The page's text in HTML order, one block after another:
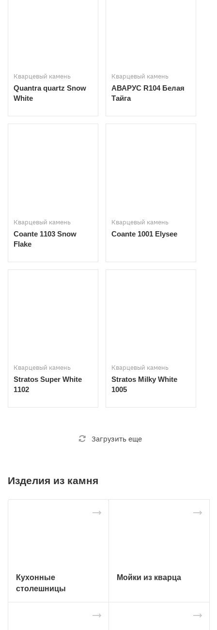
Кварцевый камень
Quantra quartz Snow
White
Кварцевый камень
АВАРУС R104 Белая
Тайга
Кварцевый камень
Coante 1103 Snow
Flake
Кварцевый камень
Coante 1001 Elysee
Кварцевый камень
Stratos Super White
1102
Кварцевый камень
Stratos Milky White
1005
Загрузить еще
Изделия из камня
Кухонные
столешницы
Мойки из кварца